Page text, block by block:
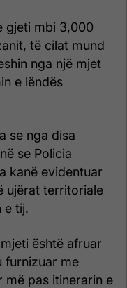
gjeti mbi 3,000
të cilat mund
nga një mjet
e lëndës
se nga disa
se Policia
kanë evidentuar
ujërat territoriale
e tij.
është afruar
furnizuar me
më pas itinerarin e